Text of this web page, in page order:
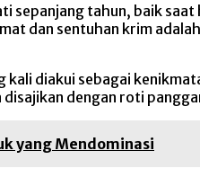
sepanjang tahun, baik
dan sentuhan krim
kali diakui sebagai
dengan roti
yang Mendominasi